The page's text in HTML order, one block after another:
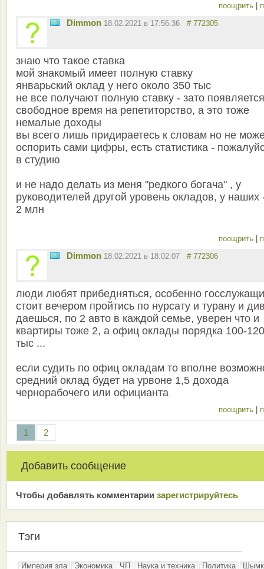
поощрить
Dimmon 18.02.2021 в 17:56:36 # 772305
знаю что такое ставка
мой знакомый имеет полную ставку
январьский оклад у него около 350 тыс
не все получают полную ставку - зато появляется
свободное время на репетиторство, а это тоже
немалые доходы
вы всего лишь придираетесь к словам но не
оспорить сами цифры, есть статистика -
в студию
и не надо делать из меня "редкого богача" , у
руководителей другой уровень окладов, у наших
2 млн
поощрить
Dimmon 18.02.2021 в 18:02:07 # 772306
люди любят прибедняться, особенно
стоит вечером пройтись по нурсату и турану и
даешься, по 2 авто в каждой семье, уверен что и
квартиры тоже 2, а офиц оклады порядка 100-120
тыс ...
если судить по офиц окладам то вполне
средний оклад будет на урвоне 1,5 дохода
чернорабочего или официанта
поощрить
1 2
Добавить сообщение
Чтобы добавлять комментарии зарeгиcтрирyйтeсь
Тэги
Империя зла Экономика ЧП Наука и техника Политика